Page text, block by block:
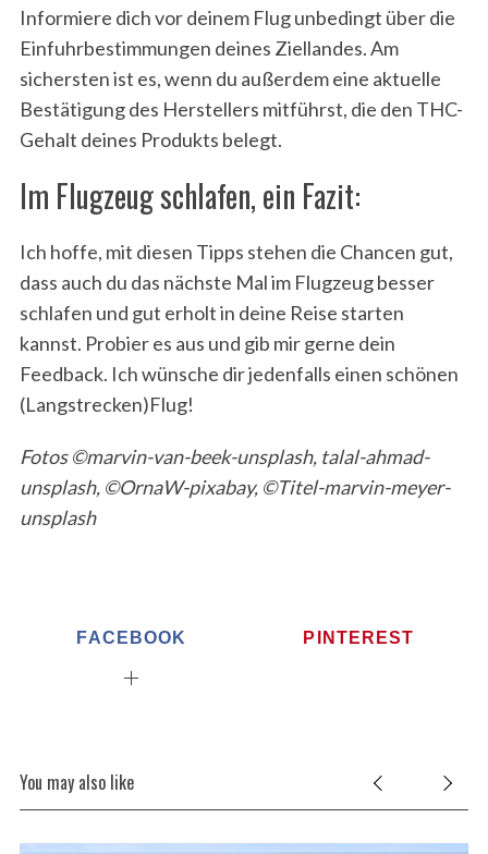
Informiere dich vor deinem Flug unbedingt über die
Einfuhrbestimmungen deines Ziellandes. Am
sichersten ist es, wenn du außerdem eine aktuelle
Bestätigung des Herstellers mitführst, die den THC-
Gehalt deines Produkts belegt.
Im Flugzeug schlafen, ein Fazit:
Ich hoffe, mit diesen Tipps stehen die Chancen gut,
dass auch du das nächste Mal im Flugzeug besser
schlafen und gut erholt in deine Reise starten
kannst. Probier es aus und gib mir gerne dein
Feedback. Ich wünsche dir jedenfalls einen schönen
(Langstrecken)Flug!
Fotos ©marvin-van-beek-unsplash, talal-ahmad-
unsplash, ©OrnaW-pixabay, ©Titel-marvin-meyer-
unsplash
FACEBOOK PINTEREST
You may also like